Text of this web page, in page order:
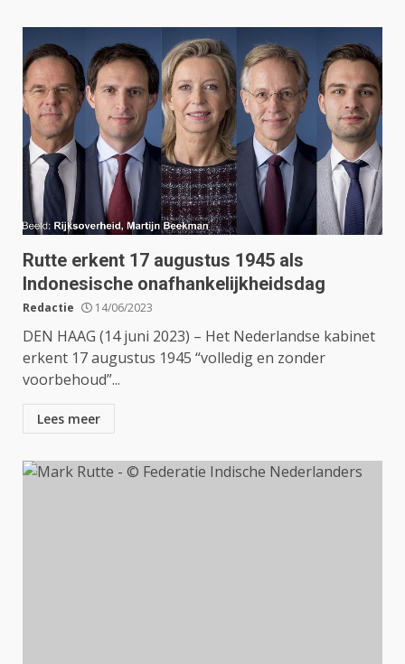
Rutte erkent 17 augustus 1945 als
Indonesische onafhankelijkheidsdag
Redactie 14/06/2023
DEN HAAG (14 juni 2023) – Het Nederlandse kabinet
erkent 17 augustus 1945 “volledig en zonder
voorbehoud”...
Lees meer